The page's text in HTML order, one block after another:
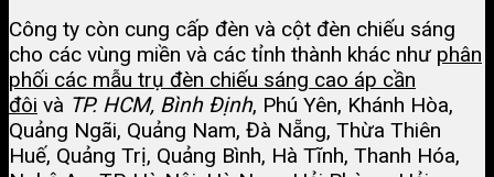
Công ty còn cung cấp đèn và cột đèn chiếu sáng
cho các vùng miền và các tỉnh thành khác như phân
phối các mẫu trụ đèn chiếu sáng cao áp cần
đôi và TP. HCM, Bình Định, Phú Yên, Khánh Hòa,
Quảng Ngãi, Quảng Nam, Đà Nẵng, Thừa Thiên
Huế, Quảng Trị, Quảng Bình, Hà Tĩnh, Thanh Hóa,